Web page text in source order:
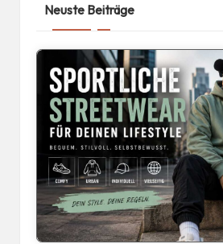
Neuste Beiträge